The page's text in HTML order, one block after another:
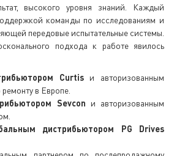
высокого уровня знаний. Каждый
команды по исследованиям и
передовые испытательные системы.
подхода к работе явилось
Curtisи авторизованным
в Европе.
Sevcon и авторизованным
дистрибьютором PG Drives